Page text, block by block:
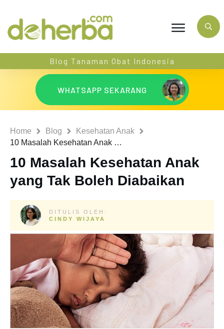
Blog Tanaman Obat Indonesia
WHATSAPP SEKARANG
Home Blog
Kesehatan Anak
10 Masalah Kesehatan Anak yang Tak Boleh Diabaikan
10 Masalah Kesehatan Anak
yang Tak Boleh Diabaikan
DITULIS OLEH:
CINDY WIJAYA